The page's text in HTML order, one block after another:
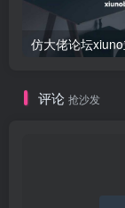
仿大佬论坛
评论 抢沙发